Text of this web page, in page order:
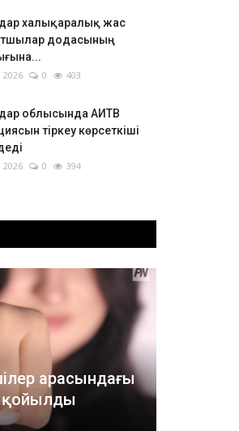
халықаралық жас
додасының
0 403
облысында АИТВ
тіркеу көрсеткіші
0 394
арасындағы
қойылды